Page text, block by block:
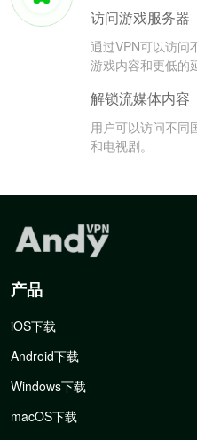
访问游戏服务器
通过VPN可以访问
游戏内容和更低的
解锁流媒体内容
用户可以访问不同
和电视剧。
产品
iOS下载
Android下载
Windows下载
macOS下载